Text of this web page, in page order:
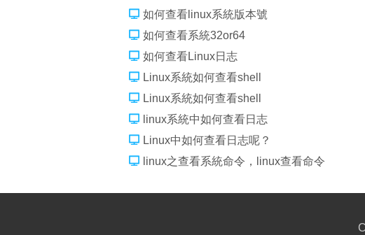
如何查看linux系統版本號
如何查看系統32or64
如何查看Linux日志
Linux系統如何查看shell
Linux系統如何查看shell
linux系統中如何查看日志
Linux中如何查看日志呢？
linux之查看系統命令，linux查看命令